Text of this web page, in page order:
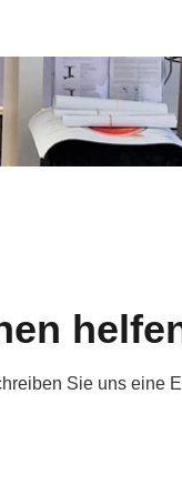
Sie uns eine